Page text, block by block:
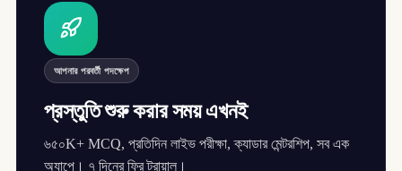
আপনার পরবর্তী পদক্ষেপ
প্রস্তুতি শুরু করার সময় এখনই
৬৫০K+ MCQ, প্রতিদিন লাইভ পরীক্ষা, ক্যাডার মেন্টরশিপ, সব এক
অ্যাপে। ৭ দিনের ফ্রি ট্রায়াল।